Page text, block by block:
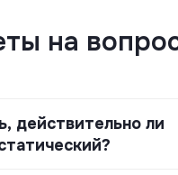
на
действительно ли